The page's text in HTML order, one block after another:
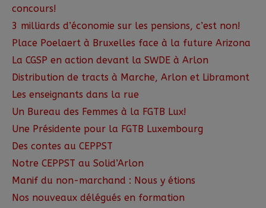
concours!
3 milliards d’économie sur les pensions, c’est non!
Place Poelaert à Bruxelles face à la future Arizona
La CGSP en action devant la SWDE à Arlon
Distribution de tracts à Marche, Arlon et Libramont
Les enseignants dans la rue
Un Bureau des Femmes à la FGTB Lux!
Une Présidente pour la FGTB Luxembourg
Des contes au CEPPST
Notre CEPPST au Solid’Arlon
Manif du non-marchand : Nous y étions
Nos nouveaux délégués en formation